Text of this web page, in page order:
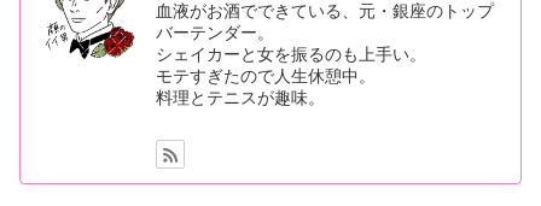
血液がお酒でできている、元・銀座のトップ
バーテンダー。
シェイカーと女を振るのも上手い。
モテすぎたので人生休憩中。
料理とテニスが趣味。